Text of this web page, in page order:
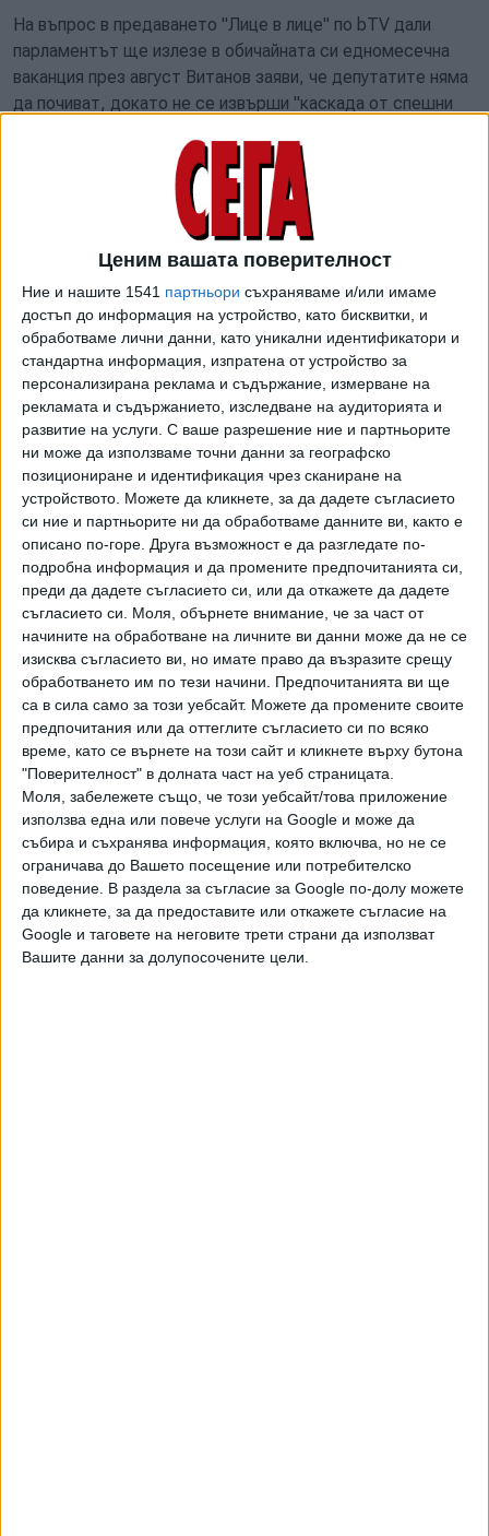
Ценим вашата поверителност
Ние и нашите 1541 партньори съхраняваме и/или имаме
достъп до информация на устройство, като бисквитки, и
обработваме лични данни, като уникални идентификатори и
стандартна информация, изпратена от устройство за
персонализирана реклама и съдържание, измерване на
рекламата и съдържанието, изследване на аудиторията и
развитие на услуги. С ваше разрешение ние и партньорите
ни може да използваме точни данни за географско
позициониране и идентификация чрез сканиране на
устройството. Можете да кликнете, за да дадете съгласието
си ние и партньорите ни да обработваме данните ви, както е
описано по-горе. Друга възможност е да разгледате по-
подробна информация и да промените предпочитанията си,
преди да дадете съгласието си, или да откажете да дадете
съгласието си.
Моля, обърнете внимание, че за част от
начините на обработване на личните ви данни може да не се
изисква съгласието ви, но имате право да възразите срещу
обработването им по тези начини. Предпочитанията ви ще
са в сила само за този уебсайт. Можете да промените своите
предпочитания или да оттеглите съгласието си по всяко
време, като се върнете на този сайт и кликнете върху бутона
"Поверителност" в долната част на уеб страницата.
Моля, забележете също, че този уебсайт/това приложение
използва една или повече услуги на Google и може да
събира и съхранява информация, която включва, но не се
ограничава до Вашето посещение или потребителско
поведение. В раздела за съгласие за Google по-долу можете
да кликнете, за да предоставите или откажете съгласие на
Google и таговете на неговите трети страни да използват
Вашите данни за долупосочените цели.
На въпрос в предаването "Лице в лице" по bTV дали
парламентът ще излезе в обичайната си едномесечна
ваканция през август Витанов заяви, че депутатите няма
да почиват, докато не се извърши "каскада от спешни
"Там (при бюджета - б.а.) ситуацията наподобява на тази
от 1990-1991 г. Че и по-зле", заяви Витанов. И обясни, че
по предварителни данни дефицитът е над 7%, че в
момента всяко ведомство прави анализ на неразплатени
фактури, че имало неразплащане към общини, към
фирми. "До момента дефицитът е над 1,5% за първото
тримесечие, екстраполирайте - това са над 6%",
пресметна депутатът. И допълни, че оттук нататък ще
има оптимизация с цел по-ефективен начин на използване
на публичните финанси, както и предложения за нов
бюджет.
През 1990 г. България фактически спира да обслужва
външния си дълг. Това става при първото правителство
на Андрей Луканов и е едно от най-драматичните
събития в началото на българския преход. България
временно спира да плаща главници и лихви към
чуждестранните кредитори. Това е форма на държавен
дефолт (по-точно „технически фалит“).
Тогава външният дълг е около 10-11 млрд. долара
- огромна сума за тогавашната българска икономика.
Само падежите през 1990 г. са около 3-4 млрд. долара, а
валутните резерви са критично ниски.
Правителството на Луканов започва преговори с
кредиторите и търси помощ от МВФ, Световната банка
и Лондонския клуб на
банките. Следват икономически шок и изолация на
страната от външните пазари. Появяват се дефицити,
магазините се изпразват, инфлацията рязко расте.
Това е периодът на купоните за храна, опашките, тежкия